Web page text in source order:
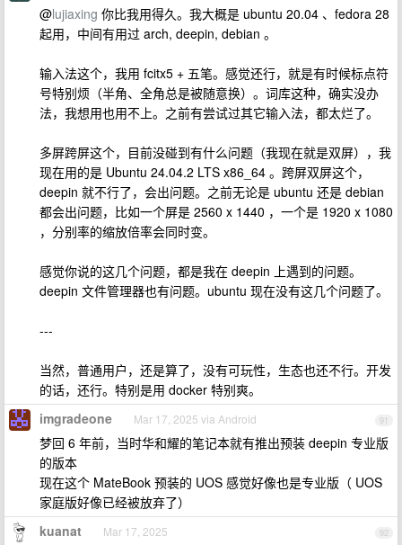
@lujiaxing 你比我用得久。我大概是 ubuntu 20.04 、fedora 28
起用，中间有用过 arch, deepin, debian 。
输入法这个，我用 fcitx5 + 五笔。感觉还行，就是有时候标点符
号特别烦（半角、全角总是被随意换）。词库这种，确实没办
法，我想用也用不上。之前有尝试过其它输入法，都太烂了。
多屏跨屏这个，目前没碰到有什么问题（我现在就是双屏），我
现在用的是 Ubuntu 24.04.2 LTS x86_64 。跨屏双屏这个，
deepin 就不行了，会出问题。之前无论是 ubuntu 还是 debian
都会出问题，比如一个屏是 2560 x 1440 ，一个是 1920 x 1080
，分别率的缩放倍率会同时变。
感觉你说的这几个问题，都是我在 deepin 上遇到的问题。
deepin 文件管理器也有问题。ubuntu 现在没有这几个问题了。
---
当然，普通用户，还是算了，没有可玩性，生态也还不行。开发
的话，还行。特别是用 docker 特别爽。
91
imgradeone Mar 17, 2025 via Android
梦回 6 年前，当时华和耀的笔记本就有推出预装 deepin 专业版
的版本
现在这个 MateBook 预装的 UOS 感觉好像也是专业版（ UOS
家庭版好像已经被放弃了）
92
kuanat Mar 17, 2025